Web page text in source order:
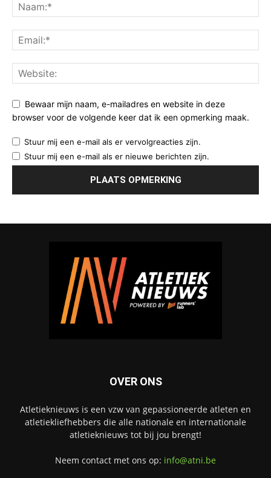
Bewaar mijn naam, e-mailadres en website in deze
browser voor de volgende keer dat ik een opmerking maak.
Stuur mij een e-mail als er vervolgreacties zijn.
Stuur mij een e-mail als er nieuwe berichten zijn.
OVER ONS
Atletieknieuws is een vzw van gepassioneerde atleten en
atletiekliefhebbers die alle nationale en internationale
atletieknieuws tot bij jou brengt!
Neem contact met ons op: info@atni.be